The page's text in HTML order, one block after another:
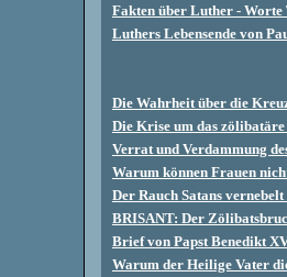
Fakten über Luther - Worte
Luthers Lebensende von
Die Wahrheit über die
Die Krise um das
Verrat und Verdammung
Warum können Frauen
Der Rauch Satans
BRISANT: Der
Brief von Papst Benedikt
Warum der Heilige Vater